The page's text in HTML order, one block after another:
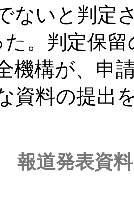
ないと判定
た。判定保
機構が、申
資料の提出
報道発表資料